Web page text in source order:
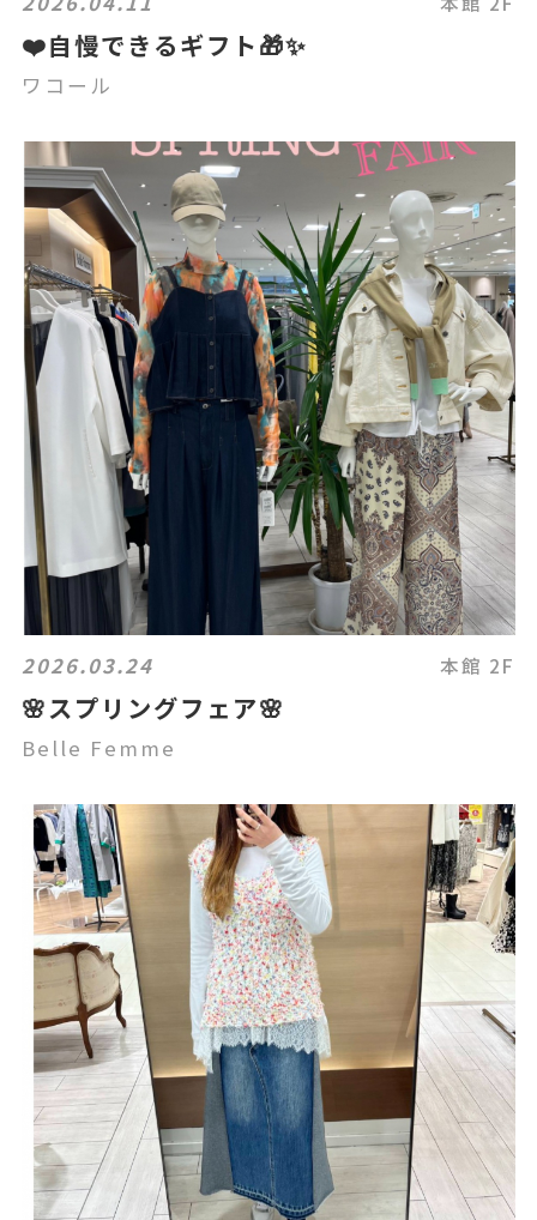
❤️自慢できるギフト🎁✨
ワコール
2026.03.24 本館 2F
🌸スプリングフェア🌸
Belle Femme